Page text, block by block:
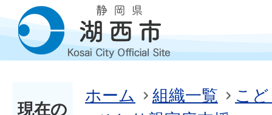
現在の
ホーム 組織一覧
こ